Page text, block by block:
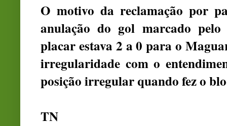
O motivo da reclamação por
anulação do gol marcado
placar estava 2 a 0 para o
irregularidade com o
posição irregular quando fez o
TN